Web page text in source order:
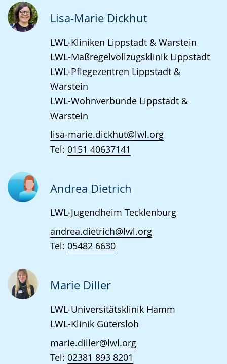
Lisa-Marie Dickhut
LWL-Kliniken Lippstadt & Warstein
LWL-Maßregelvollzugsklinik Lippstadt
LWL-Pflegezentren Lippstadt &
Warstein
LWL-Wohnverbünde Lippstadt &
Warstein
lisa-marie.dickhut@lwl.org
Tel: 0151 40637141
Andrea Dietrich
LWL-Jugendheim Tecklenburg
andrea.dietrich@lwl.org
Tel: 05482 6630
Marie Diller
LWL-Universitätsklinik Hamm
LWL-Klinik Gütersloh
marie.diller@lwl.org
Tel: 02381 893 8201